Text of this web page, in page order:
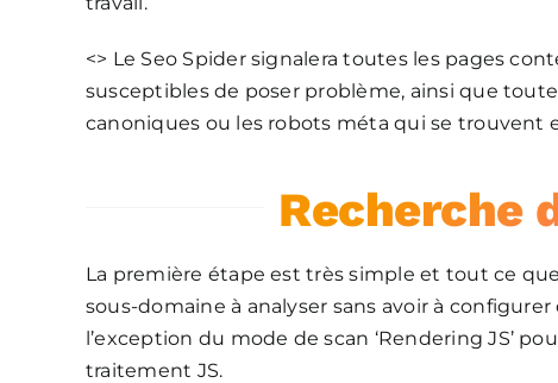
<> Le Seo Spider signalera toutes les pages
susceptibles de poser problème, ainsi que
canoniques ou les robots méta qui se trouvent
Recherche
La première étape est très simple et tout ce
sous-domaine à analyser sans avoir à
l’exception du mode de scan ‘Rendering JS’
traitement JS.